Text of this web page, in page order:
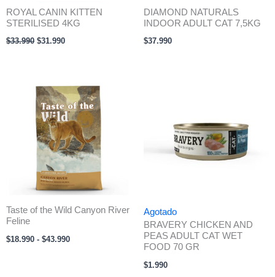
ROYAL CANIN KITTEN
STERILISED 4KG
$33.990 $31.990
DIAMOND NATURALS
INDOOR ADULT CAT 7,5KG
$37.990
Taste of the Wild Canyon River
Feline
$18.990 - $43.990
de
precios:
desde
$18.990
hasta
$43.990
Agotado
BRAVERY CHICKEN AND
PEAS ADULT CAT WET
FOOD 70 GR
$1.990